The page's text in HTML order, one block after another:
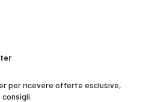
per ricevere offerte esclusive,